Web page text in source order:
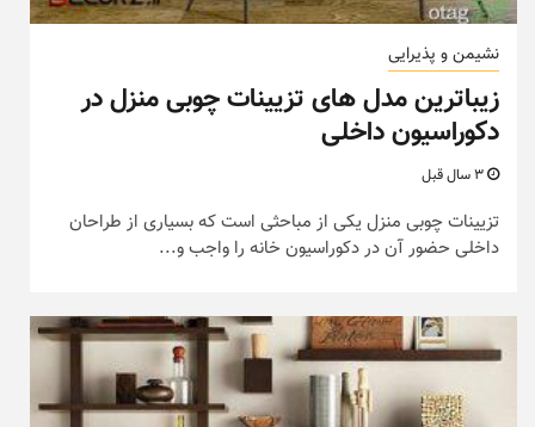
نشیمن و پذیرایی
زیباترین مدل های تزیینات چوبی منزل در
دکوراسیون داخلی
تزیینات چوبی منزل یکی از مباحثی است که بسیاری از طراحان
داخلی حضور آن در دکوراسیون خانه را واجب و...